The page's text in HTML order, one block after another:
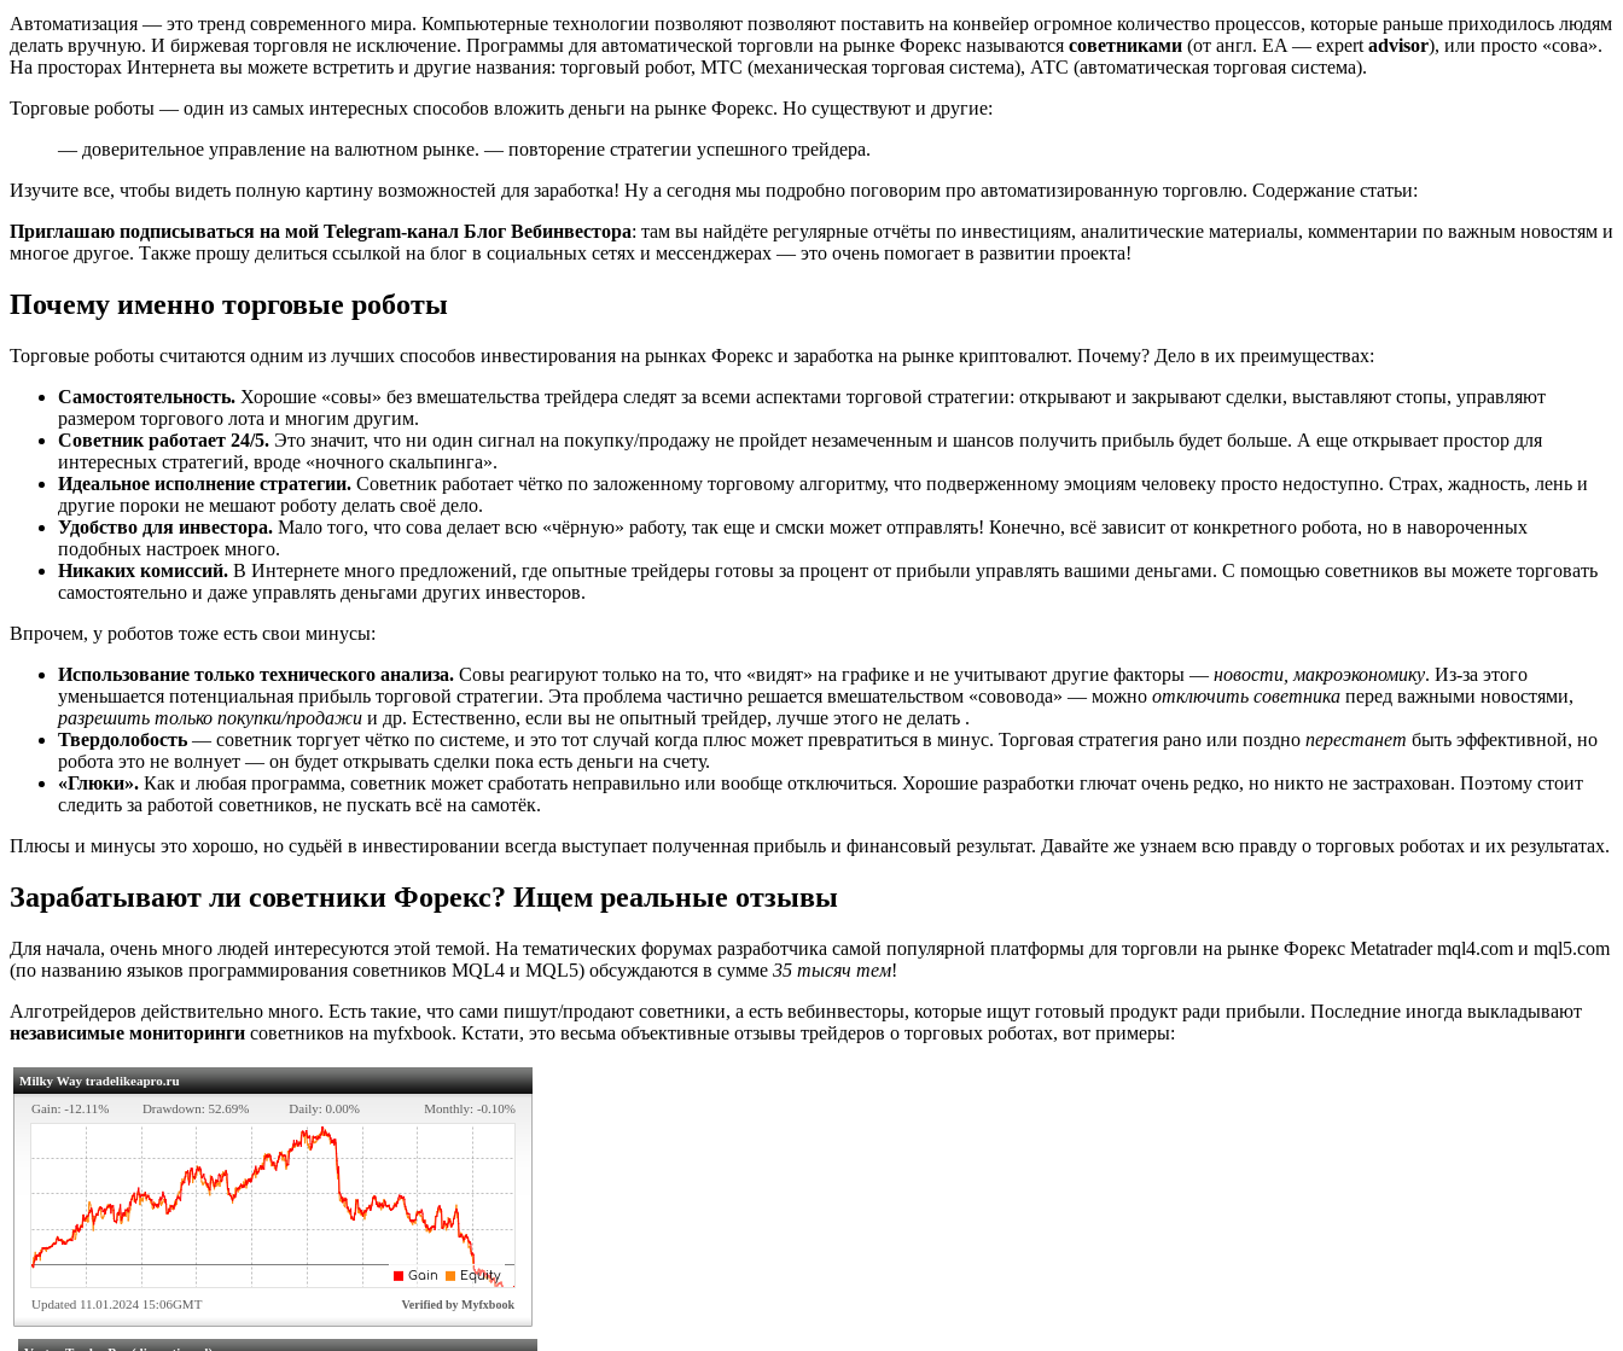
Автоматизация — это тренд современного мира. Компьютерные технологии позволяют позволяют поставить на конвейер огромное количество процессов, которые раньше приходилось людям
делать вручную. И биржевая торговля не исключение. Программы для автоматической торговли на рынке Форекс называются советниками (от англ. EA — expert advisor), или просто «сова».
На просторах Интернета вы можете встретить и другие названия: торговый робот, МТС (механическая торговая система), АТС (автоматическая торговая система).
Торговые роботы — один из самых интересных способов вложить деньги на рынке Форекс. Но существуют и другие:
— доверительное управление на валютном рынке. — повторение стратегии успешного трейдера.
Изучите все, чтобы видеть полную картину возможностей для заработка! Ну а сегодня мы подробно поговорим про автоматизированную торговлю. Содержание статьи:
Приглашаю подписываться на мой Telegram-канал Блог Вебинвестора: там вы найдёте регулярные отчёты по инвестициям, аналитические материалы, комментарии по важным новостям и
многое другое. Также прошу делиться ссылкой на блог в социальных сетях и мессенджерах — это очень помогает в развитии проекта!
Почему именно торговые роботы
Торговые роботы считаются одним из лучших способов инвестирования на рынках Форекс и заработка на рынке криптовалют. Почему? Дело в их преимуществах:
Самостоятельность. Хорошие «совы» без вмешательства трейдера следят за всеми аспектами торговой стратегии: открывают и закрывают сделки, выставляют стопы, управляют
размером торгового лота и многим другим.
Советник работает 24/5. Это значит, что ни один сигнал на покупку/продажу не пройдет незамеченным и шансов получить прибыль будет больше. А еще открывает простор для
интересных стратегий, вроде «ночного скальпинга».
Идеальное исполнение стратегии. Советник работает чётко по заложенному торговому алгоритму, что подверженному эмоциям человеку просто недоступно. Страх, жадность, лень и
другие пороки не мешают роботу делать своё дело.
Удобство для инвестора. Мало того, что сова делает всю «чёрную» работу, так еще и смски может отправлять! Конечно, всё зависит от конкретного робота, но в навороченных
подобных настроек много.
Никаких комиссий. В Интернете много предложений, где опытные трейдеры готовы за процент от прибыли управлять вашими деньгами. С помощью советников вы можете торговать
самостоятельно и даже управлять деньгами других инвесторов.
Впрочем, у роботов тоже есть свои минусы:
Использование только технического анализа. Совы реагируют только на то, что «видят» на графике и не учитывают другие факторы — новости, макроэкономику. Из-за этого
уменьшается потенциальная прибыль торговой стратегии. Эта проблема частично решается вмешательством «сововода» — можно отключить советника перед важными новостями,
разрешить только покупки/продажи и др. Естественно, если вы не опытный трейдер, лучше этого не делать .
Твердолобость — советник торгует чётко по системе, и это тот случай когда плюс может превратиться в минус. Торговая стратегия рано или поздно перестанет быть эффективной, но
робота это не волнует — он будет открывать сделки пока есть деньги на счету.
«Глюки». Как и любая программа, советник может сработать неправильно или вообще отключиться. Хорошие разработки глючат очень редко, но никто не застрахован. Поэтому стоит
следить за работой советников, не пускать всё на самотёк.
Плюсы и минусы это хорошо, но судьёй в инвестировании всегда выступает полученная прибыль и финансовый результат. Давайте же узнаем всю правду о торговых роботах и их результатах.
Зарабатывают ли советники Форекс? Ищем реальные отзывы
Для начала, очень много людей интересуются этой темой. На тематических форумах разработчика самой популярной платформы для торговли на рынке Форекс Metatrader mql4.com и mql5.com
(по названию языков программирования советников MQL4 и MQL5) обсуждаются в сумме 35 тысяч тем!
Алготрейдеров действительно много. Есть такие, что сами пишут/продают советники, а есть вебинвесторы, которые ищут готовый продукт ради прибыли. Последние иногда выкладывают
независимые мониторинги советников на myfxbook. Кстати, это весьма объективные отзывы трейдеров о торговых роботах, вот примеры: